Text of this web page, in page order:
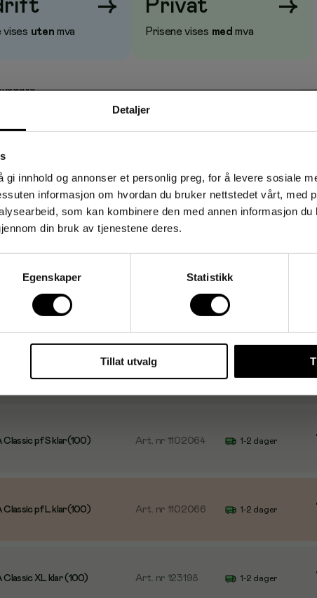
Detaljer
innhold og annonser et personlig preg, for å levere sosiale
informasjon om hvordan du bruker nettstedet vårt, med
som kan kombinere den med annen informasjon du
din bruk av tjenestene deres.
Egenskaper Statistikk
Tillat utvalg
2:2015 (motstand mot penetrasjon
4:2013 (degraderingstest av kjemikalier), EN 374-
og virus), EN 420:2003 + A1:2009
1:2015 (permeasjonstest for kjemikalier)
Classic pf S klar(100) Art. nr 1102064 1-2 dager
Classic pf L klar(100) Art. nr 1102066 1-2 dager
Classic XL klar (100) Art. nr 123198 1-2 dager
→
vises uten mva
Privat →
Prisene vises med mva